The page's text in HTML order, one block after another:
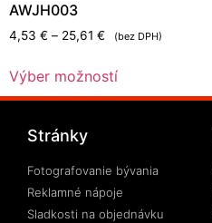
AWJH003
4,53 € – 25,61 € (bez DPH)
Výber možností
Stránky
Fotografovanie bývania
Reklamné nápoje
Sladkosti na objednávku